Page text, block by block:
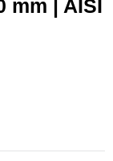
mm | AISI